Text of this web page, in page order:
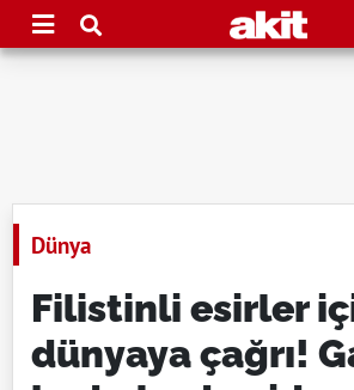
Dünya
Filistinli esirler
dünyaya çağrı!